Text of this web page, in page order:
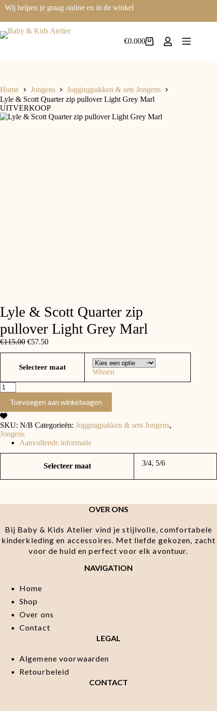
Ga
naar
de
inhoud
Wij helpen je graag online en in de winkel
Winkelwagen
€0.000
Home Jongens
Joggingpakken & sets Jongens
Lyle & Scott Quarter zip pullover Light Grey Marl
UITVERKOOP
Lyle & Scott Quarter zip
pullover Light Grey Marl
€115.00 Oorspronkelijke
€115.00.
€57.50Huidige
€57.50.
Selecteer maat
Wissen
Lyle
&
Scott
Quarter
zip
pullover
Light
Grey
Marl
Toevoegen aan winkelwagen
SKU: N/B Categorieën: Joggingpakken & sets Jongens,
Jongens
Aanvullende informatie
Selecteer maat 3/4, 5/6
OVER ONS
Bij Baby & Kids Atelier vind je stijlvolle, comfortabele
kinderkleding en accessoires. Met liefde gekozen, zacht
voor de huid en perfect voor elk avontuur.
NAVIGATION
Home
Shop
Over ons
Contact
LEGAL
Algemene voorwaarden
Retourbeleid
CONTACT